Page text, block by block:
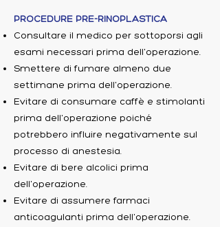
PROCEDURE PRE-RINOPLASTICA
Consultare il medico per sottoporsi agli
esami necessari prima dell'operazione.
Smettere di fumare almeno due
settimane prima dell'operazione.
Evitare di consumare caffè e stimolanti
prima dell'operazione poiché
potrebbero influire negativamente sul
processo di anestesia.
Evitare di bere alcolici prima
dell'operazione.
Evitare di assumere farmaci
anticoagulanti prima dell'operazione.